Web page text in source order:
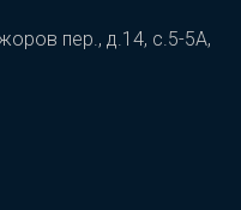
пер., д.14, с.5-5А,